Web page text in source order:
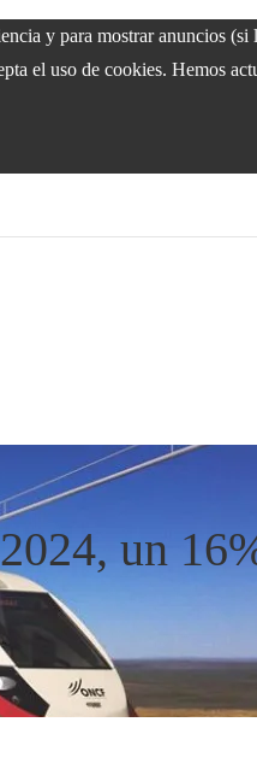
y para mostrar anuncios
el uso de cookies. Hemos
un